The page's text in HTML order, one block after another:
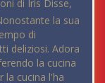
di Iris Disse,
la sua
di
deliziosi. Adora
la cucina
la cucina l'ha